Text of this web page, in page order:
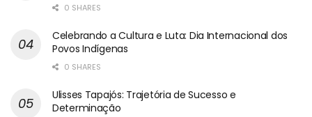
0 SHARES
Celebrando a Cultura e Luta: Dia Internacional dos
Povos Indígenas
0 SHARES
Ulisses Tapajós: Trajetória de Sucesso e
Determinação